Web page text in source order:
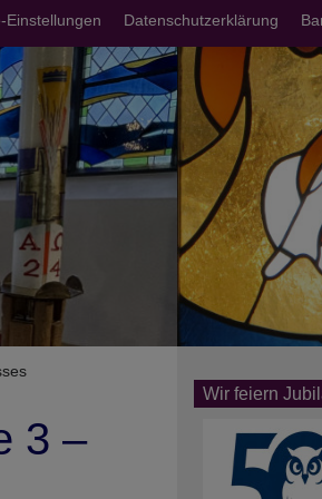
Einstellungen Datenschutzerklärung
3 –
Wir feiern